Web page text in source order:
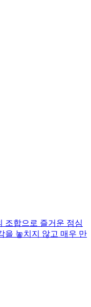
조합으로 즐거운 점심
을 놓치지 않고 매우 만